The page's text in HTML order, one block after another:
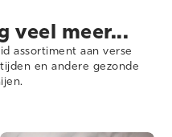
veel meer...
assortiment aan verse
en andere gezonde